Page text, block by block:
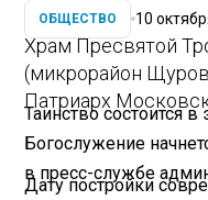
ОБЩЕСТВО 10
Храм Пресвятой
(микрорайон
Патриарх
Таинство состоится в
Богослужение
в пресс-службе
Дату постройки